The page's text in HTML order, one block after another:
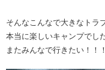
そんなこんなで大きなトラ
本当に楽しいキャンプでした
またみんなで行きたい！！！